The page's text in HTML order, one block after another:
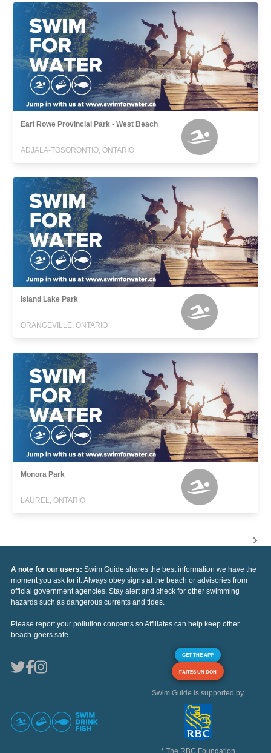
Earl Rowe Provincial Park - West Beach
ADJALA-TOSORONTIO, ONTARIO
Island Lake Park
ORANGEVILLE, ONTARIO
Monora Park
LAUREL, ONTARIO
A note for our users: Swim Guide shares the best information we have the
moment you ask for it. Always obey signs at the beach or advisories from
official government agencies. Stay alert and check for other swimming
hazards such as dangerous currents and tides.
Please report your pollution concerns so Affiliates can help keep other
beach-goers safe.
GET THE APP
FAITES UN DON
Swim Guide is supported by